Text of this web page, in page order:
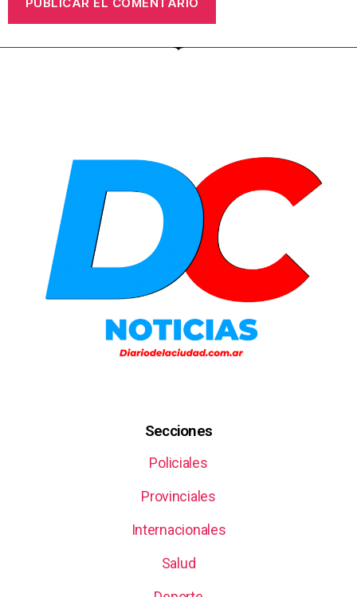
Secciones
Policiales
Provinciales
Internacionales
Salud